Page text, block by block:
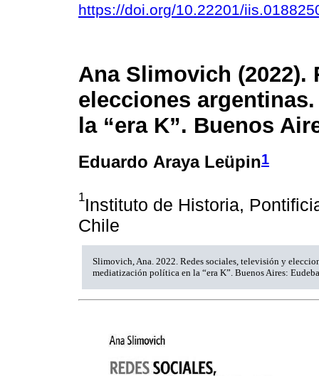
https://doi.org/10.22201/
Ana Slimovich
elecciones
la “era K”. Buenos
Eduardo Araya Leüpin1
1Instituto de Historia,
Chile
Slimovich, Ana. 2022. Redes sociales, televisión y
mediatización política en la “era K”. Buenos Aires: